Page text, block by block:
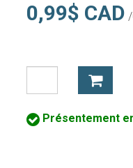
0,99$ CAD
Présentement